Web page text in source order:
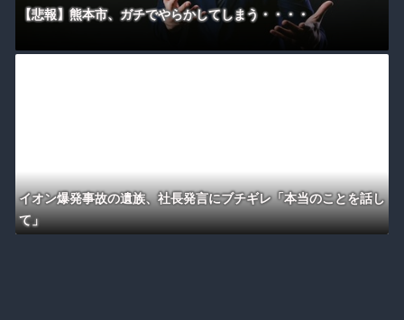
【悲報】熊本市、ガチでやらかしてしまう・・・・
イオン爆発事故の遺族、社長発言にブチギレ「本当のことを話し
て」